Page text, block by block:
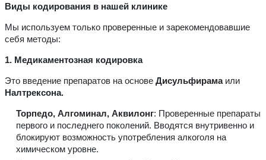
Виды кодирования в нашей клинике
Мы используем только проверенные и зарекомендовавшие
себя методы:
1. Медикаментозная кодировка
Это введение препаратов на основе Дисульфирамаили
Налтрексона.
Торпедо, Алгоминал, Аквилонг: Проверенные препараты
первого и последнего поколений. Вводятся внутривенно и
блокируют возможность употребления алкоголя на
химическом уровне.